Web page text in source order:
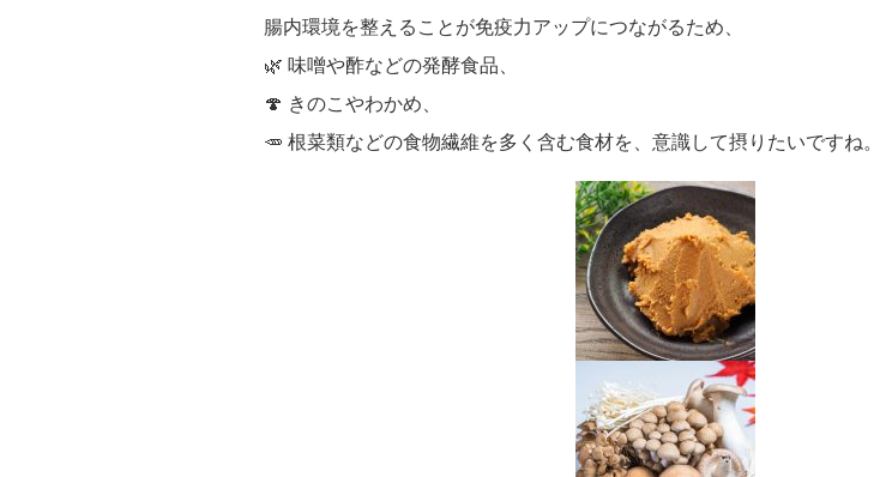
腸内環境を整えることが免疫力アップにつながるため、
🌿 味噌や酢などの発酵食品、
🍄 きのこやわかめ、
🥕 根菜類などの食物繊維を多く含む食材を、意識して摂りたいですね。